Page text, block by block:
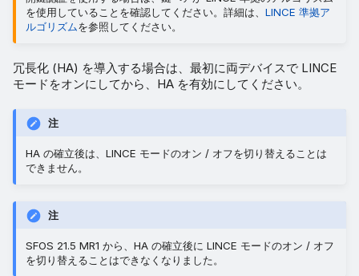
を使用していることを確認してください。詳細は、 LINCE 準拠ア
ルゴリズムを参照してください。
冗長化 (HA) を導入する場合は、最初に両デバイスで LINCE
モードをオンにしてから、HA を有効にしてください。
注
HA の確立後は、LINCE モードのオン / オフを切り替えることは
できません。
注
SFOS 21.5 MR1 から、HA の確立後に LINCE モードのオン / オフ
を切り替えることはできなくなりました。